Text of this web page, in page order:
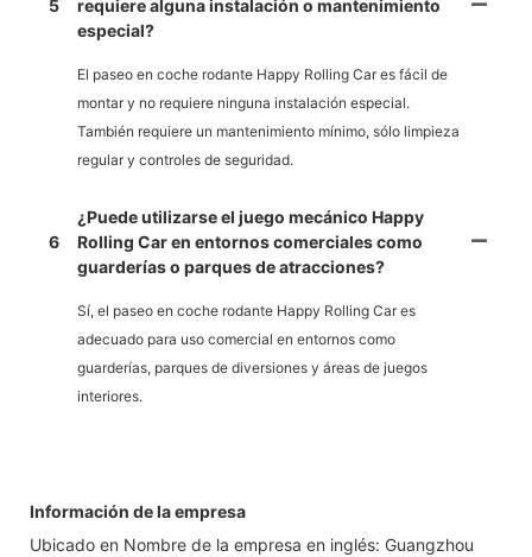
5
requiere alguna instalación o mantenimiento
especial?
El paseo en coche rodante Happy Rolling Car es fácil de
montar y no requiere ninguna instalación especial.
También requiere un mantenimiento mínimo, sólo limpieza
regular y controles de seguridad.
6
¿Puede utilizarse el juego mecánico Happy
Rolling Car en entornos comerciales como
guarderías o parques de atracciones?
Sí, el paseo en coche rodante Happy Rolling Car es
adecuado para uso comercial en entornos como
guarderías, parques de diversiones y áreas de juegos
interiores.
Información de la empresa
Ubicado en Nombre de la empresa en inglés: Guangzhou